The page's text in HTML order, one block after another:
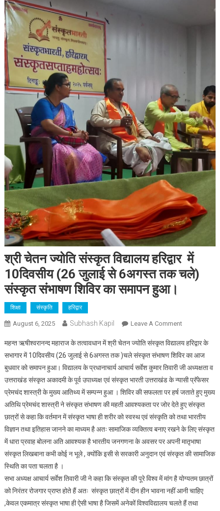
श्री चेतन ज्योति संस्कृत विद्यालय हरिद्वार में
10दिवसीय (26 जुलाई से 6अगस्त तक चले)
संस्कृत संभाषण शिविर का समापन हुआ।
शिक्षा संस्कृति हरिद्वार
August 6, 2025 Subhash Kapil Leave A CommentOn
चेतन
ज्योति
संस्कृत
विद्यालय
हरिद्वार
में
10दिवसीय
(26
चले)
संस्कृत
संभाषण
महन्त ऋषीश्वरानन्द महाराज के तत्वावधान में श्री चेतन ज्योति संस्कृत विद्यालय हरिद्वार के
सभागार में 10दिवसीय (26 जुलाई से 6अगस्त तक )चले संस्कृत संभाषण शिविर का आज
बुधवार को समापन हुआ। विद्यालय के प्रधानाचार्य आचार्य सर्वेश कुमार तिवारी जी अध्यक्षता व
उत्तराखंड संस्कृत अकादमी के पूर्व उपाध्यक्ष एवं संस्कृत भारती उत्तराखंड के न्यासी प्रॅफेसर
प्रेमचंद शास्त्री के मुख्य आतिथ्य में सम्पन्न हुआ । शिविर की सफलता पर हर्ष जताते हुए मुख्य
अतिथि प्रेमचंद शास्त्री ने संस्कृत संभाषण की महती आवश्यकता पर जोर देते हुए संस्कृत
छात्रों से कहा कि वर्तमान में संस्कृत भाषा ही शरीर को स्वस्थ एवं संस्कृति को तथा भारतीय
विज्ञान तथा इतिहास जानने का माध्यम है अतः सामाजिक व्यक्तित्व बनाए रखने के लिए संस्कृत
में धारा प्रवाह बोलना अति आवश्यक है भारतीय जनगणना के अवसर पर अपनी मातृभाषा
संस्कृत लिखबाना कभी कोई न भूले , क्योंकि इसी से सरकारी अनुदान एवं संस्कृत की सामाजिक
स्थिति का पता चलता है ।
सभा अध्यक्ष आचार्य सर्वेश तिवारी जी ने कहा कि संस्कृत की पूरे विश्व में मांग है योग्यतम छात्रों
को निरंतर रोजगार प्राप्त होते हैं अतः संस्कृत छात्रों में दीन हीन भावना नहीं आनी चाहिए
,केवल एकमात्र संस्कृत भाषा ही ऐसी भाषा है जिसमें अनेकों विश्वविद्यालय चलते हैं तथा